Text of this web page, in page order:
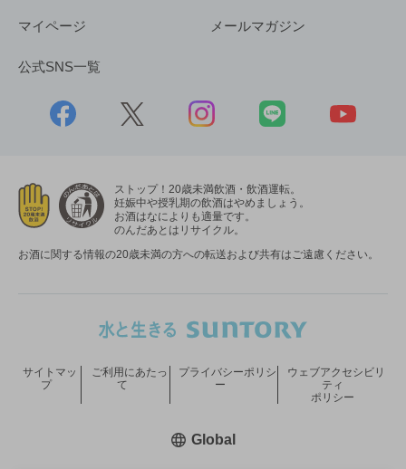
マイページ メールマガジン
公式SNS一覧
ストップ！20歳未満飲酒・飲酒運転。
妊娠中や授乳期の飲酒はやめましょう。
お酒はなによりも適量です。
のんだあとはリサイクル。
お酒に関する情報の20歳未満の方への転送および共有はご遠慮ください。
サイトマッ
プ
ご利用にあたっ
て
プライバシーポリシ
ー
ウェブアクセシビリ
ティ
ポリシー
Global新しいウィンドウで開く